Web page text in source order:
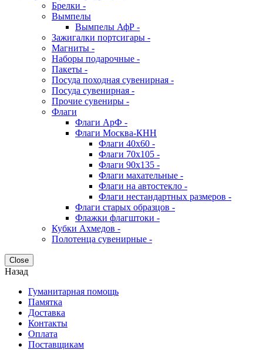
Брелки -
Вымпелы
Вымпелы АфР -
Зажигалки портсигары -
Магниты -
Наборы подарочные -
Пакеты -
Посуда походная сувенирная -
Посуда сувенирная -
Прочие сувениры -
Флаги
Флаги АрФ -
Флаги Москва-КНН
Флаги 40х60 -
Флаги 70х105 -
Флаги 90х135 -
Флаги махательные -
Флаги на автостекло -
Флаги нестандартных размеров -
Флаги старых образцов -
Флажки флагштоки -
Кубки Ахмедов -
Полотенца сувенирные -
Close
Назад
Гуманитарная помощь
Памятка
Доставка
Контакты
Оплата
Поставщикам